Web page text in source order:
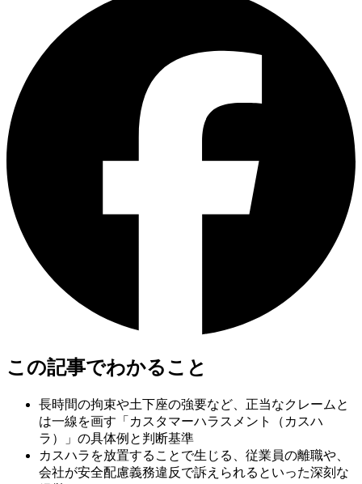
この記事でわかること
長時間の拘束や土下座の強要など、正当なクレームと
は一線を画す「カスタマーハラスメント（カスハ
ラ）」の具体例と判断基準
カスハラを放置することで生じる、従業員の離職や、
会社が安全配慮義務違反で訴えられるといった深刻な